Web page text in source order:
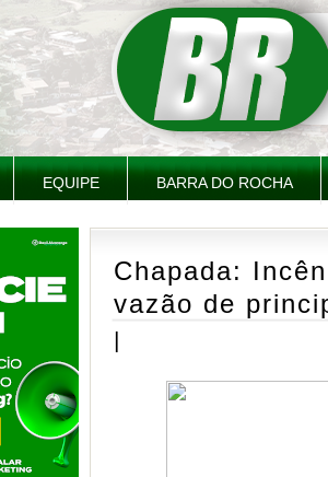
EQUIPE BARRA DO ROCHA
Chapada:
vazão de
|